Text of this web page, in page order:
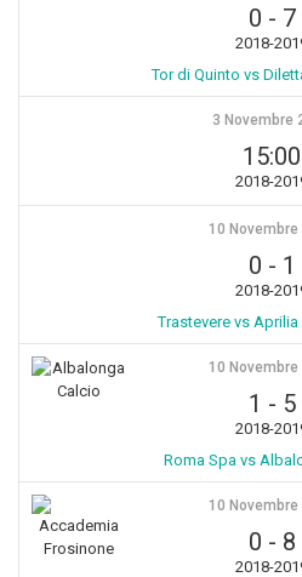
0 - 7
2018-
Tor di Quinto vs
3 Novembre
15:00
2018-
10 Novembre
0 - 1
2018-
Trastevere vs Aprilia
10 Novembre
1 - 5
2018-
Roma Spa vs
10 Novembre
0 - 8
2018-